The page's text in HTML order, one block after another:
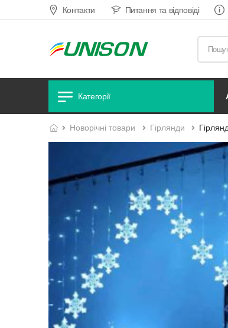
Контакти Питання та відповіді
Категорії
новорічні товари гірлянди